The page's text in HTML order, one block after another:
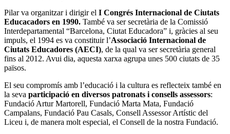
Pilar va organitzar i dirigir el I Congrés Internacional de Ciutats
Educacadors en 1990. També va ser secretària de la Comissió
Interdepartamental “Barcelona, Ciutat Educadora” i, gràcies al seu
impuls, el 1994 es va constituir l’Associació Internacional de
Ciutats Educadores (AECI), de la qual va ser secretària general
fins al 2012. Avui dia, aquesta xarxa agrupa unes 500 ciutats de 35
països.
El seu compromís amb l’educació i la cultura es reflecteix també en
la seva participació en diversos patronats i consells assessors:
Fundació Artur Martorell, Fundació Marta Mata, Fundació
Campalans, Fundació Pau Casals, Consell Assessor Artístic del
Liceu i, de manera molt especial, el Consell de la nostra Fundació.